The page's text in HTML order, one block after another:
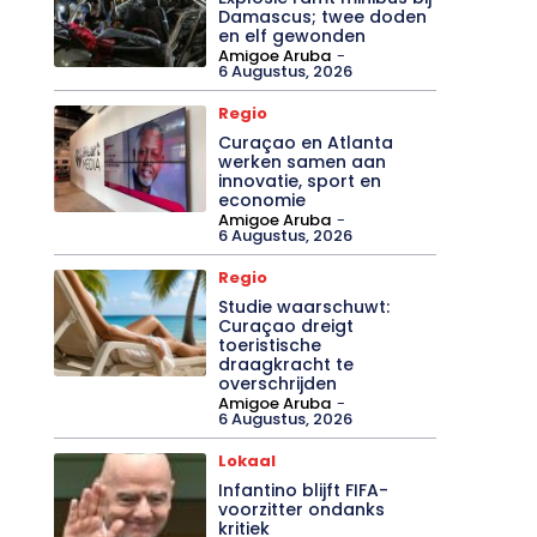
Damascus; twee doden
en elf gewonden
Amigoe Aruba -
6 Augustus, 2026
Regio
Curaçao en Atlanta
werken samen aan
innovatie, sport en
economie
Amigoe Aruba -
6 Augustus, 2026
Regio
Studie waarschuwt:
Curaçao dreigt
toeristische
draagkracht te
overschrijden
Amigoe Aruba -
6 Augustus, 2026
Lokaal
Infantino blijft FIFA-
voorzitter ondanks
kritiek